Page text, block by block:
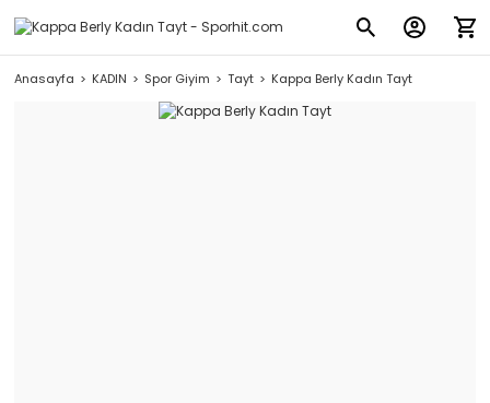
Anasayfa KADIN Spor Giyim Tayt Kappa Berly Kadın Tayt